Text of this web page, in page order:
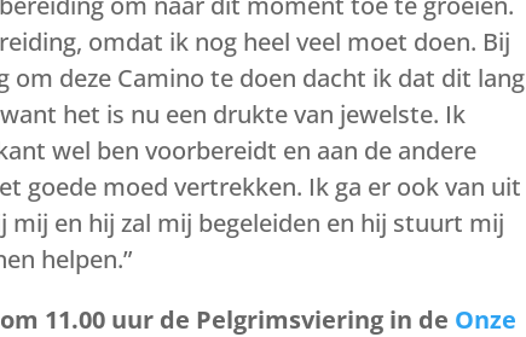
omdat ik nog heel veel moet doen. Bij
deze Camino te doen dacht ik dat dit lang
het is nu een drukte van jewelste. Ik
wel ben voorbereidt en aan de andere
goede moed vertrekken. Ik ga er ook van uit
en hij zal mij begeleiden en hij stuurt mij
helpen.”
11.00 uur de Pelgrimsviering in de Onze